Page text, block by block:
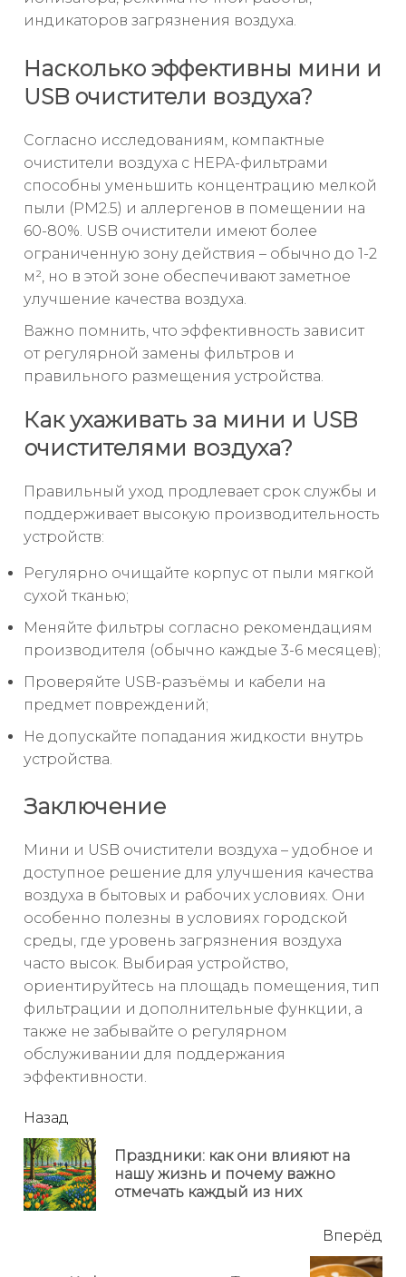
индикаторов загрязнения воздуха.
Насколько эффективны мини и
USB очистители воздуха?
Согласно исследованиям, компактные
очистители воздуха с HEPA-фильтрами
способны уменьшить концентрацию мелкой
пыли (PM2.5) и аллергенов в помещении на
60-80%. USB очистители имеют более
ограниченную зону действия – обычно до 1-2
м², но в этой зоне обеспечивают заметное
улучшение качества воздуха.
Важно помнить, что эффективность зависит
от регулярной замены фильтров и
правильного размещения устройства.
Как ухаживать за мини и USB
очистителями воздуха?
Правильный уход продлевает срок службы и
поддерживает высокую производительность
устройств:
Регулярно очищайте корпус от пыли мягкой
сухой тканью;
Меняйте фильтры согласно рекомендациям
производителя (обычно каждые 3-6 месяцев);
Проверяйте USB-разъёмы и кабели на
предмет повреждений;
Не допускайте попадания жидкости внутрь
устройства.
Заключение
Мини и USB очистители воздуха – удобное и
доступное решение для улучшения качества
воздуха в бытовых и рабочих условиях. Они
особенно полезны в условиях городской
среды, где уровень загрязнения воздуха
часто высок. Выбирая устройство,
ориентируйтесь на площадь помещения, тип
фильтрации и дополнительные функции, а
также не забывайте о регулярном
обслуживании для поддержания
эффективности.
читать
еще
Назад
Праздники: как они влияют на
нашу жизнь и почему важно
отмечать каждый из них
Вперёд